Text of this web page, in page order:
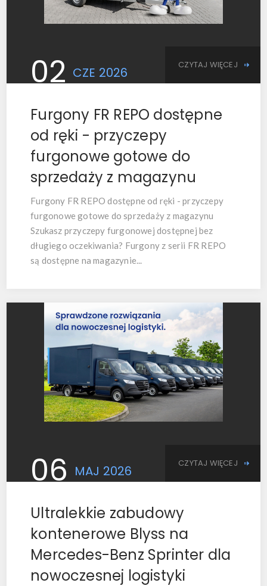
02 CZE 2026 CZYTAJ WIĘCEJ
Furgony FR REPO dostępne
od ręki - przyczepy
furgonowe gotowe do
sprzedaży z magazynu
Furgony FR REPO dostępne od ręki - przyczepy
furgonowe gotowe do sprzedaży z magazynu
Szukasz przyczepy furgonowej dostępnej bez
długiego oczekiwania? Furgony z serii FR REPO
są dostępne na magazynie...
06 MAJ 2026 CZYTAJ WIĘCEJ
Ultralekkie zabudowy
kontenerowe Blyss na
Mercedes-Benz Sprinter dla
nowoczesnej logistyki